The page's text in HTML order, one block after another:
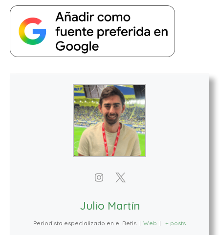
Julio Martín
Periodista especializado en el Betis | Web | + posts